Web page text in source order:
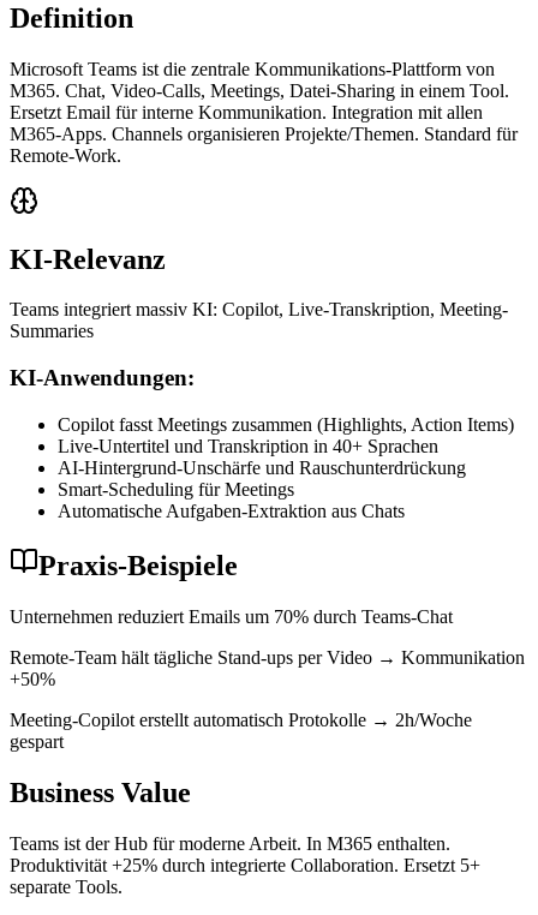
Definition
Microsoft Teams ist die zentrale Kommunikations-Plattform von
M365. Chat, Video-Calls, Meetings, Datei-Sharing in einem Tool.
Ersetzt Email für interne Kommunikation. Integration mit allen
M365-Apps. Channels organisieren Projekte/Themen. Standard für
Remote-Work.
KI-Relevanz
Teams integriert massiv KI: Copilot, Live-Transkription, Meeting-
Summaries
KI-Anwendungen:
Copilot fasst Meetings zusammen (Highlights, Action Items)
Live-Untertitel und Transkription in 40+ Sprachen
AI-Hintergrund-Unschärfe und Rauschunterdrückung
Smart-Scheduling für Meetings
Automatische Aufgaben-Extraktion aus Chats
Praxis-Beispiele
Unternehmen reduziert Emails um 70% durch Teams-Chat
Remote-Team hält tägliche Stand-ups per Video → Kommunikation
+50%
Meeting-Copilot erstellt automatisch Protokolle → 2h/Woche
gespart
Business Value
Teams ist der Hub für moderne Arbeit. In M365 enthalten.
Produktivität +25% durch integrierte Collaboration. Ersetzt 5+
separate Tools.